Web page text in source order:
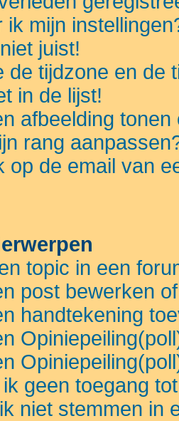
ik mijn
juist!
de tijdzone en de
in de lijst!
afbeelding
rang
op de email van
topic in een
post bewerken
handtekening
geen toegang
niet stemmen in